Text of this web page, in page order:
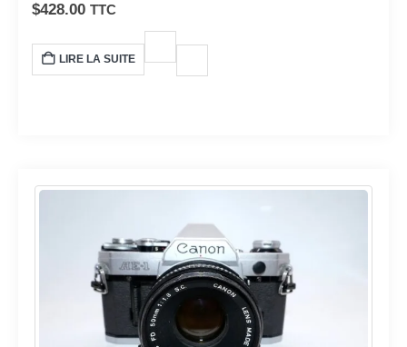
$428.00 TTC
LIRE LA SUITE